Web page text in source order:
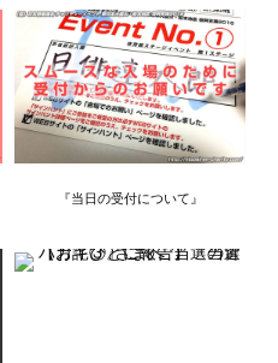
『当日の受付について』